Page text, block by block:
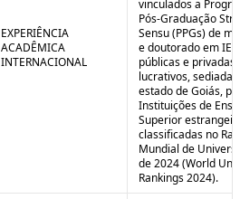
EXPERIÊNCIA
ACADÊMICA
INTERNACIONAL
vinculados a
Pós-Graduação
Sensu (PPGs) de
e doutorado em IES
públicas e privadas
lucrativos,
estado de Goiás,
Instituições de
Superior
classificadas no
Mundial de
de 2024 (World
Rankings 2024).